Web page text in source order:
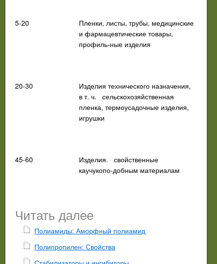
5-20
Пленки, листы, трубы, медицинские
и фармацевтические товары,
профиль-ные изделия
20-30
Изделия технического назначения,
в т. ч.
сельскохозяйственная
пленка, термоусадочные изделия,
игрушки
45-60 Изделия.
свойственные
каучукопо-добным материалам
Читать далее
Полиамиды: Аморфный полиамид
Полипропилен: Свойства